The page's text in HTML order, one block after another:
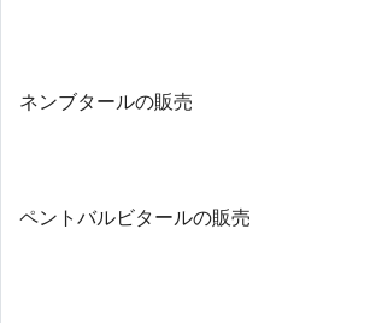
ネンブタールの販売
ペントバルビタールの販売